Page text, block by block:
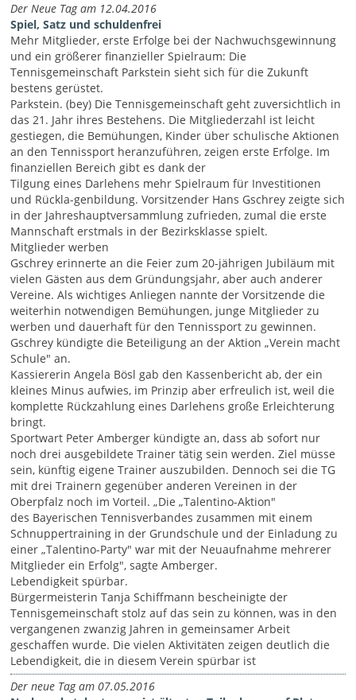
Der Neue Tag am 12.04.2016
Spiel, Satz und schuldenfrei
Mehr Mitglieder, erste Erfolge bei der Nachwuchsgewinnung
und ein größerer finanzieller Spielraum: Die
Tennisgemeinschaft Parkstein sieht sich für die Zukunft
bestens gerüstet.
Parkstein. (bey) Die Tennisgemeinschaft geht zuversichtlich in
das 21. Jahr ihres Bestehens. Die Mitgliederzahl ist leicht
gestiegen, die Bemühungen, Kinder über schulische Aktionen
an den Tennissport heranzuführen, zeigen erste Erfolge. Im
finanziellen Bereich gibt es dank der
Tilgung eines Darlehens mehr Spielraum für Investitionen
und Rückla-genbildung. Vorsitzender Hans Gschrey zeigte sich
in der Jahreshauptversammlung zufrieden, zumal die erste
Mannschaft erstmals in der Bezirksklasse spielt.
Mitglieder werben
Gschrey erinnerte an die Feier zum 20-jährigen Jubiläum mit
vielen Gästen aus dem Gründungsjahr, aber auch anderer
Vereine. Als wichtiges Anliegen nannte der Vorsitzende die
weiterhin notwendigen Bemühungen, junge Mitglieder zu
werben und dauerhaft für den Tennissport zu gewinnen.
Gschrey kündigte die Beteiligung an der Aktion „Verein macht
Schule" an.
Kassiererin Angela Bösl gab den Kassenbericht ab, der ein
kleines Minus aufwies, im Prinzip aber erfreulich ist, weil die
komplette Rückzahlung eines Darlehens große Erleichterung
bringt.
Sportwart Peter Amberger kündigte an, dass ab sofort nur
noch drei ausgebildete Trainer tätig sein werden. Ziel müsse
sein, künftig eigene Trainer auszubilden. Dennoch sei die TG
mit drei Trainern gegenüber anderen Vereinen in der
Oberpfalz noch im Vorteil. „Die „Talentino-Aktion"
des Bayerischen Tennisverbandes zusammen mit einem
Schnuppertraining in der Grundschule und der Einladung zu
einer „Talentino-Party" war mit der Neuaufnahme mehrerer
Mitglieder ein Erfolg", sagte Amberger.
Lebendigkeit spürbar.
Bürgermeisterin Tanja Schiffmann bescheinigte der
Tennisgemeinschaft stolz auf das sein zu können, was in den
vergangenen zwanzig Jahren in gemeinsamer Arbeit
geschaffen wurde. Die vielen Aktivitäten zeigen deutlich die
Lebendigkeit, die in diesem Verein spürbar ist
Der neue Tag am 07.05.2016